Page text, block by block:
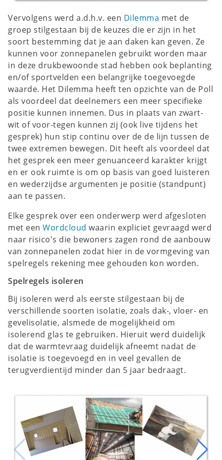
Vervolgens werd a.d.h.v. een Dilemma met de
groep stilgestaan bij de keuzes die er zijn in het
soort bestemming dat je aan daken kan geven. Ze
kunnen voor zonnepanelen gebruikt worden maar
in deze drukbewoonde stad hebben ook beplanting
en/of sportvelden een belangrijke toegevoegde
waarde. Het Dilemma heeft ten opzichte van de Poll
als voordeel dat deelnemers een meer specifieke
positie kunnen innemen. Dus in plaats van zwart-
wit of voor-tegen kunnen zij (ook live tijdens het
gesprek) hun stip continu over de de lijn tussen de
twee extremen bewegen. Dit heeft als voordeel dat
het gesprek een meer genuanceerd karakter krijgt
en er ook ruimte is om op basis van goed luisteren
en wederzijdse argumenten je positie (standpunt)
aan te passen.
Elke gesprek over een onderwerp werd afgesloten
met een Wordcloud waarin expliciet gevraagd werd
naar risico's die bewoners zagen rond de aanbouw
van zonnepanelen zodat hier in de vormgeving van
spelregels rekening mee gehouden kon worden.
Spelregels isoleren
Bij isoleren werd als eerste stilgestaan bij de
verschillende soorten isolatie, zoals dak-, vloer- en
gevelisolatie, alsmede de mogelijkheid om
isolerend glas te gebruiken. Hieruit werd duidelijk
dat de warmtevraag duidelijk afneemt nadat de
isolatie is toegevoegd en in veel gevallen de
terugverdientijd minder dan 5 jaar bedraagt.